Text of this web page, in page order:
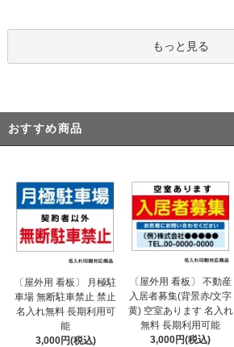
もっと見る
おすすめ商品
〔屋外用 看板〕 月極駐
車場 無断駐車禁止 禁止
名入れ無料 長期利用可
能
3,000円(税込)
〔屋外用 看板〕 不動産
入居者募集(背景赤/文字
黄) 空室あります 名入れ
無料 長期利用可能
3,000円(税込)